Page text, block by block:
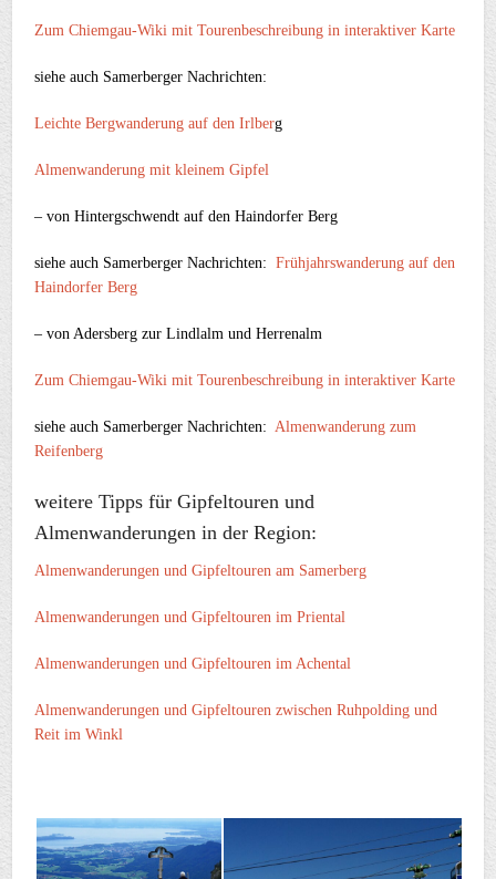
Zum Chiemgau-Wiki mit Tourenbeschreibung in interaktiver Karte
siehe auch Samerberger Nachrichten:
Leichte Bergwanderung auf den Irlberg
Almenwanderung mit kleinem Gipfel
– von Hintergschwendt auf den Haindorfer Berg
siehe auch Samerberger Nachrichten:Frühjahrswanderung auf den
Haindorfer Berg
– von Adersberg zur Lindlalm und Herrenalm
Zum Chiemgau-Wiki mit Tourenbeschreibung in interaktiver Karte
siehe auch Samerberger Nachrichten:Almenwanderung zum
Reifenberg
weitere Tipps für Gipfeltouren und
Almenwanderungen in der Region:
Almenwanderungen und Gipfeltouren am Samerberg
Almenwanderungen und Gipfeltouren im Priental
Almenwanderungen und Gipfeltouren im Achental
Almenwanderungen und Gipfeltouren zwischen Ruhpolding und
Reit im Winkl